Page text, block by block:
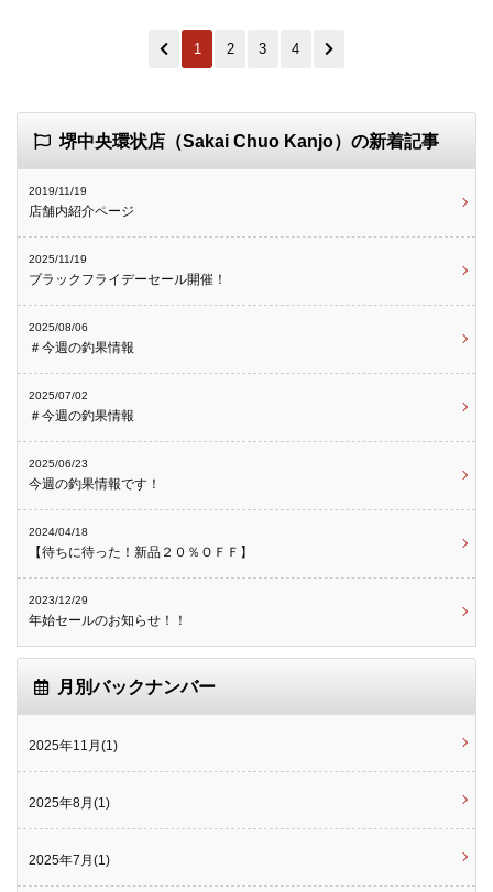
1 2 3 4
堺中央環状店（Sakai Chuo Kanjo）の新着記事
2019/11/19
店舗内紹介ページ
2025/11/19
ブラックフライデーセール開催！
2025/08/06
＃今週の釣果情報
2025/07/02
＃今週の釣果情報
2025/06/23
今週の釣果情報です！
2024/04/18
【待ちに待った！新品２０％ＯＦＦ】
2023/12/29
年始セールのお知らせ！！
月別バックナンバー
2025年11月(1)
2025年8月(1)
2025年7月(1)